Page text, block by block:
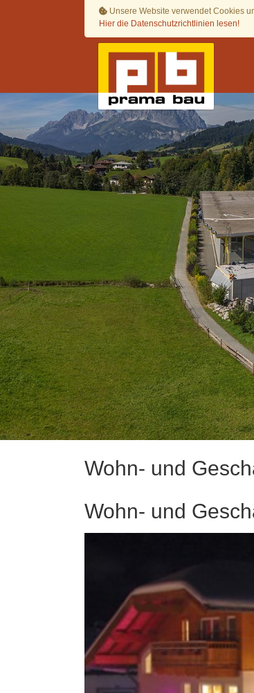
Unsere Website verwendet Cookies
Hier die Datenschutzrichtlinien lesen!
Wohn- und
Wohn- und